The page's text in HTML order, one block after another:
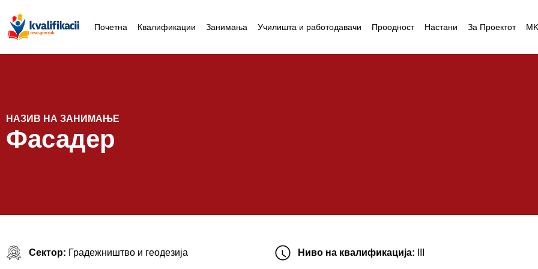
Почетна Квалификации Занимања Училишта и работодавачи Проодност Настани За Проектот MK
НАЗИВ НА ЗАНИМАЊЕ
Фасадер
Сектор: Градежништво и геодезија Ниво на квалификација: